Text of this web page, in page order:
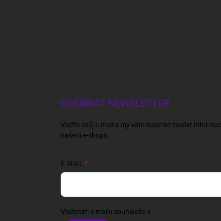
ODEBÍRAT NEWSLETTER
Vložte svůj e-mail a my vám budeme zasílat
našem e-shopu.
E-MAIL
Vložením e-mailu souhlasíte s